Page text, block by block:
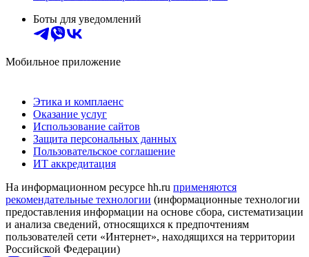
Боты для уведомлений
Мобильное приложение
Этика и комплаенс
Оказание услуг
Использование сайтов
Защита персональных данных
Пользовательское соглашение
ИТ аккредитация
На информационном ресурсе hh.ru применяются
рекомендательные технологии (информационные технологии
предоставления информации на основе сбора, систематизации
и анализа сведений, относящихся к предпочтениям
пользователей сети «Интернет», находящихся на территории
Российской Федерации)